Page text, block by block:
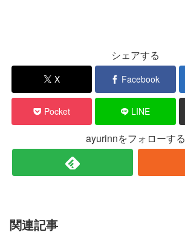
シェアする
X Facebook
Pocket LINE
ayurinnをフォローする
関連記事